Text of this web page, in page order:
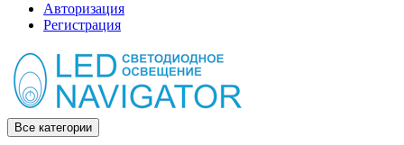
Авторизация
Регистрация
Все категории